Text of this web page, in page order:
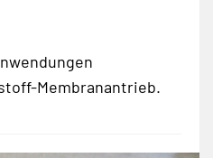
Membranantrieb.